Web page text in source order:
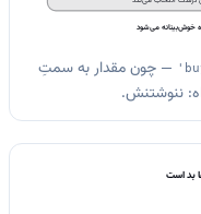
خوش‌بینانه می‌شود
— چون مقدار به سمتِ
ننوشتنش.
بد است